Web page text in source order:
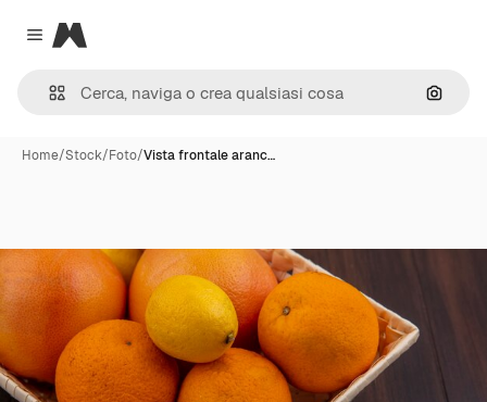
Close menu
Magnific
Cerca
Home/Stock/Foto/Vista frontale aranc…